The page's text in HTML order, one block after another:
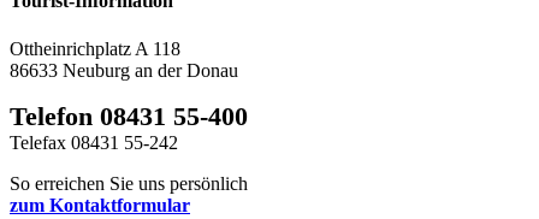
Ottheinrichplatz A 118
86633 Neuburg an der Donau
Telefon 08431 55-400
Telefax 08431 55-242
So erreichen Sie uns persönlich
zum Kontaktformular